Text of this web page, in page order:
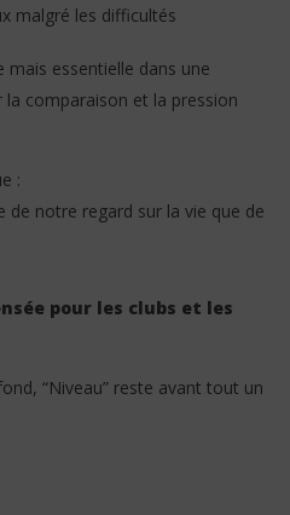
malgré les difficultés
mais essentielle dans une
comparaison et la pression
:
de notre regard sur la vie que de
pour les clubs et les
“Niveau” reste avant tout un